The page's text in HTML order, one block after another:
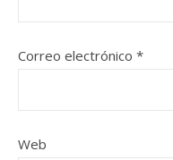
Correo electrónico *
Web